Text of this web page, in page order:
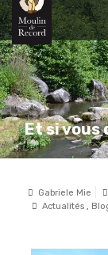
Et si vous
Gabriele Mie
Actualités ,